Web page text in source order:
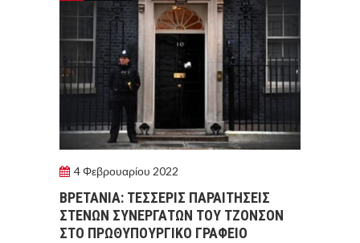
4 Φεβρουαρίου 2022
ΒΡΕΤΑΝΙΑ: ΤΕΣΣΕΡΙΣ ΠΑΡΑΙΤΗΣΕΙΣ
ΣΤΕΝΩΝ ΣΥΝΕΡΓΑΤΩΝ ΤΟΥ ΤΖΟΝΣΟΝ
ΣΤΟ ΠΡΩΘΥΠΟΥΡΓΙΚΟ ΓΡΑΦΕΙΟ